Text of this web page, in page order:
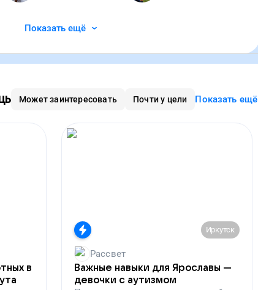
Показать ещё
Может заинтересовать Почти у цели Показать ещё
в
Иркутск
Рассвет
Важные навыки для Ярославы —
девочки с аутизмом